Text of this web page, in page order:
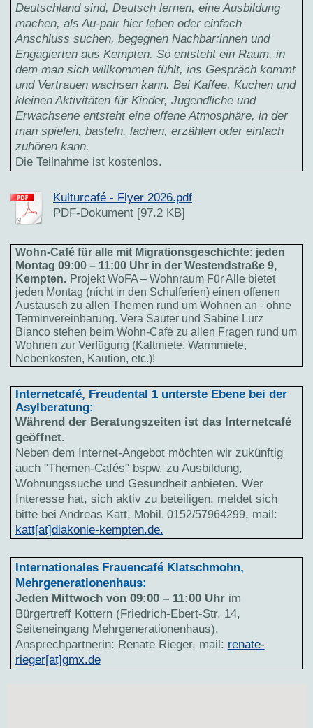
Deutschland sind, Deutsch lernen, eine Ausbildung
machen, als Au-pair hier leben oder einfach
Anschluss suchen, begegnen Nachbar:innen und
Engagierten aus Kempten. So entsteht ein Raum, in
dem man sich willkommen fühlt, ins Gespräch kommt
und Vertrauen wachsen kann. Bei Kaffee, Kuchen und
kleinen Aktivitäten für Kinder, Jugendliche und
Erwachsene entsteht eine offene Atmosphäre, in der
man spielen, basteln, lachen, erzählen oder einfach
zuhören kann.
Die Teilnahme ist kostenlos.
Kulturcafé - Flyer 2026.pdf
PDF-Dokument [97.2 KB]
Wohn-Café für alle mit Migrationsgeschichte: jeden
Montag 09:00 – 11:00 Uhr in der Westendstraße 9,
Kempten. Projekt WoFA – Wohnraum Für Alle bietet
jeden Montag (nicht in den Schulferien) einen offenen
Austausch zu allen Themen rund um Wohnen an - ohne
Terminvereinbarung. Vera Sauter und Sabine Lurz
Bianco stehen beim Wohn-Café zu allen Fragen rund um
Wohnen zur Verfügung (Kaltmiete, Warmmiete,
Nebenkosten, Kaution, etc.)!
Internetcafé, Freudental 1 unterste Ebene bei der
Asylberatung:
Während der Beratungszeiten ist das Internetcafé
geöffnet.
Neben dem Internet-Angebot möchten wir zukünftig
auch "Themen-Cafés" bspw. zu Ausbildung,
Wohnungssuche und Gesundheit anbieten. Wer
Interesse hat, sich aktiv zu beteiligen, meldet sich
bitte bei Andreas Katt, Mobil. 0152/57964299, mail:
katt[at]diakonie-kempten.de.
Internationales Frauencafé Klatschmohn,
Mehrgenerationenhaus:
Jeden Mittwoch von 09:00 – 11:00 Uhr im
Bürgertreff Kottern (Friedrich-Ebert-Str. 14,
Seiteneingang Mehrgenerationenhaus).
Ansprechpartnerin: Renate Rieger, mail: renate-
rieger[at]gmx.de